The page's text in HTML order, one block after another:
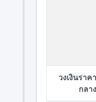
วงเงินราคา
กลาง